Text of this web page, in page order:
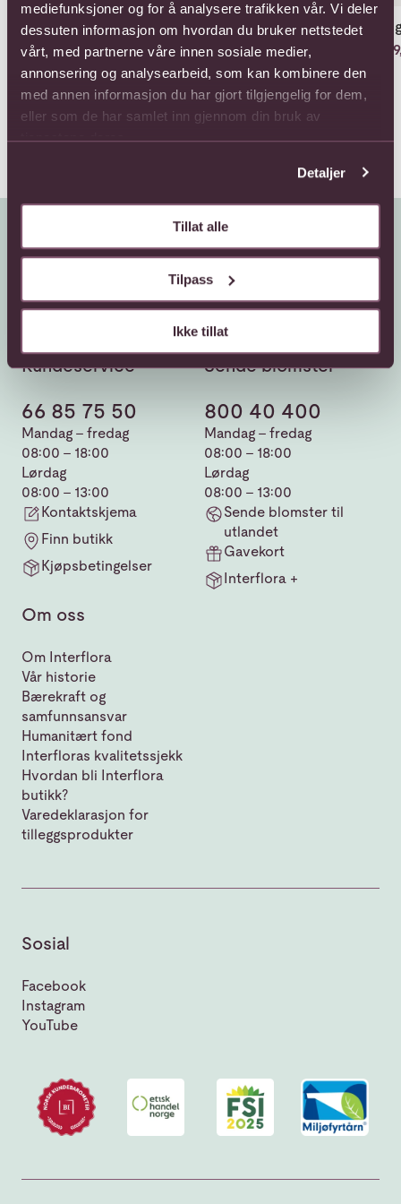
mediefunksjoner og for å analysere trafikken vår. Vi deler
dessuten informasjon om hvordan du bruker nettstedet
vårt, med partnerne våre innen sosiale medier,
annonsering og analysearbeid, som kan kombinere den
med annen informasjon du har gjort tilgjengelig for dem,
eller som de har samlet inn gjennom din bruk av
tjenestene deres.
Detaljer
Tillat alle
Tilpass
Ikke tillat
Fett 36g
-hvorav mettede fettsyrer 23g
Karbohydrater 51g
-hvorav sukker 50g
Protein 7g
Salt 0g
Klassisk sommer
Fra 479,-
Klassisk sommer med
Cider
628,-
Kundeservice
66 85 75 50
Mandag - fredag
08:00 - 18:00
Lørdag
08:00 - 13:00
Kontaktskjema
Finn butikk
Kjøpsbetingelser
Sende blomster
800 40 400
Mandag - fredag
08:00 - 18:00
Lørdag
08:00 - 13:00
Sende blomster til
utlandet
Gavekort
Interflora +
Om oss
Om Interflora
Vår historie
Bærekraft og
samfunnsansvar
Humanitært fond
Interfloras kvalitetssjekk
Hvordan bli Interflora
butikk?
Varedeklarasjon for
tilleggsprodukter
Sosial
Facebook
Instagram
YouTube